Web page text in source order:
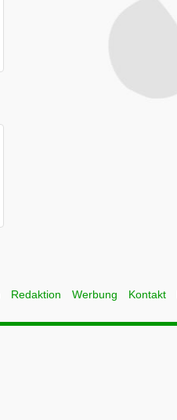
Redaktion Werbung Kontakt